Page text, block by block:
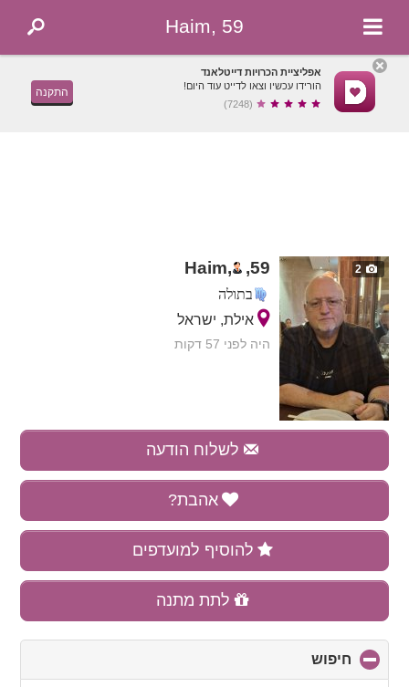
Haim, 59
אפליציית הכרויות דייטלאנד
הורידו עכשיו וצאו לדייט עוד היום!
(7248)
התקנה
2
Haim, ,59
בתולה
אילת, ישראל
היה לפני 57 דקות
לשלוח הודעה
אהבת?
להוסיף למועדפים
לתת מתנה
חיפוש
to